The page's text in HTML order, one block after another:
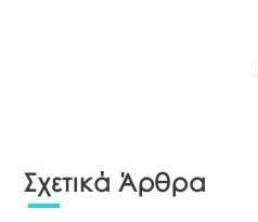
Σχετικά Άρθρα